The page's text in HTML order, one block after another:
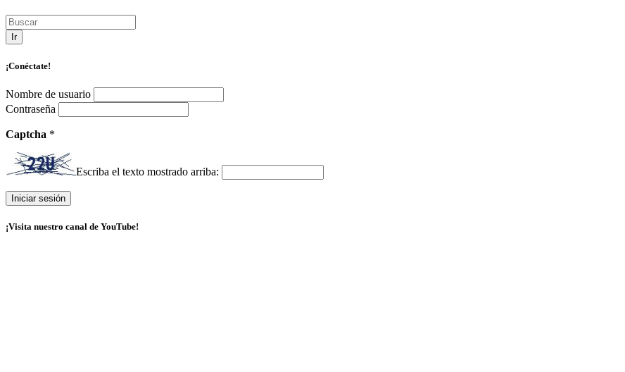
Ir
¡Conéctate!
Nombre de usuario
Contraseña
Captcha *
Escriba el texto mostrado arriba:
¡Visita nuestro canal de YouTube!